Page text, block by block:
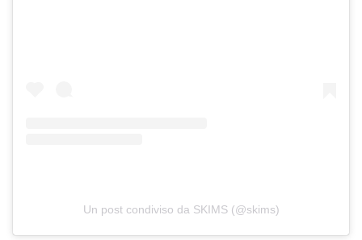
Un post condiviso da SKIMS (@skims)